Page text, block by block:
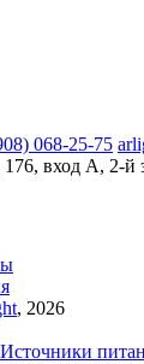
068-25-75
176, вход А, 2-й
, 2026
Источники